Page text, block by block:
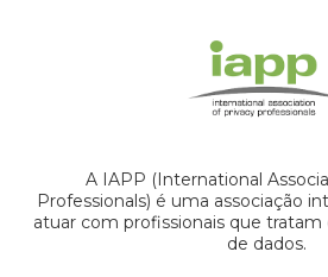
A IAPP (International
Professionals) é uma associação
atuar com profissionais que tratam
de dados.